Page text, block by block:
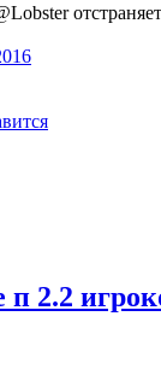
2.2